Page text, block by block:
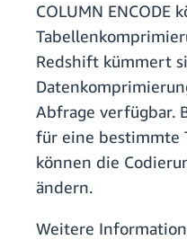
COLUMN
Redshift kümmert
Abfrage verfügbar.
für eine bestimmte
können die
ändern.
Weitere